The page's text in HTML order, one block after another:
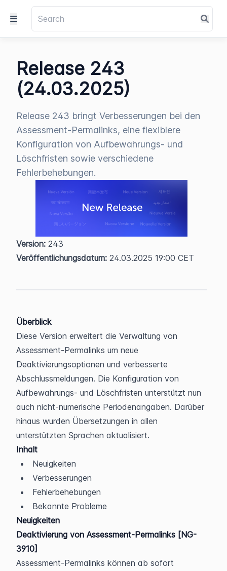
Release 243
(24.03.2025)
Release 243 bringt Verbesserungen bei den
Assessment-Permalinks, eine flexiblere
Konfiguration von Aufbewahrungs- und
Löschfristen sowie verschiedene
Fehlerbehebungen.
Version: 243
Veröffentlichungsdatum: 24.03.2025 19:00 CET
Überblick
Diese Version erweitert die Verwaltung von
Assessment-Permalinks um neue
Deaktivierungsoptionen und verbesserte
Abschlussmeldungen. Die Konfiguration von
Aufbewahrungs- und Löschfristen unterstützt nun
auch nicht-numerische Periodenangaben. Darüber
hinaus wurden Übersetzungen in allen
unterstützten Sprachen aktualisiert.
Inhalt
Neuigkeiten
Verbesserungen
Fehlerbehebungen
Bekannte Probleme
Neuigkeiten
Deaktivierung von Assessment-Permalinks [NG-
3910]
Assessment-Permalinks können ab sofort